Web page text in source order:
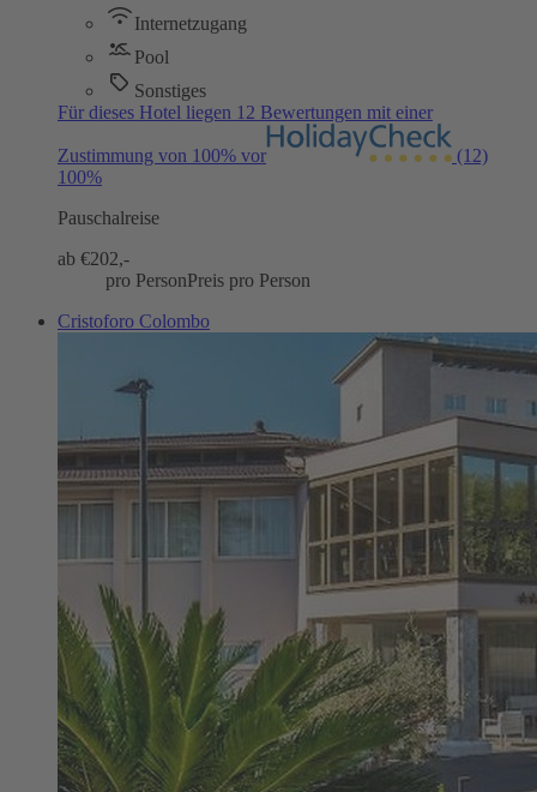
Internetzugang
Pool
Sonstiges
Für dieses Hotel liegen 12 Bewertungen mit einer
Zustimmung von 100% vor
(12)
100%
Pauschalreise
ab €202,-
pro PersonPreis pro Person
Cristoforo Colombo